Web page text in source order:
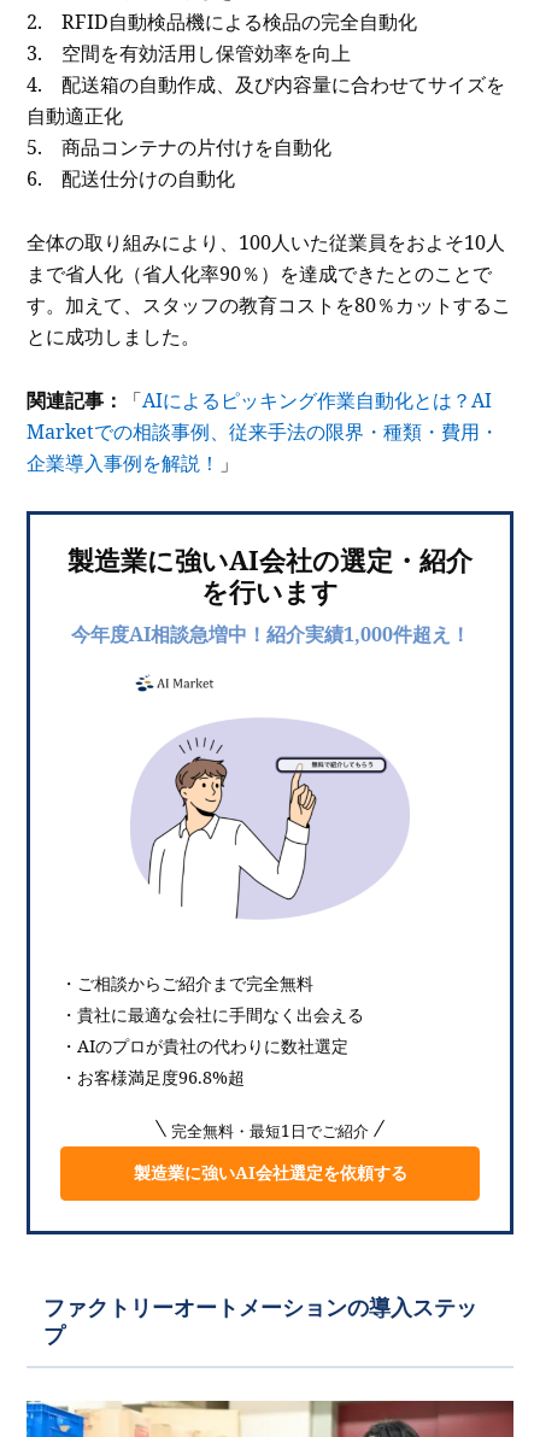
2. RFID⾃動検品機による検品の完全自動化
3. 空間を有効活⽤し保管効率を向上
4. 配送箱の自動作成、及び内容量に合わせてサイズを
自動適正化
5. 商品コンテナの⽚付けを⾃動化
6. 配送仕分けの自動化
全体の取り組みにより、100人いた従業員をおよそ10人
まで省人化（省人化率90％）を達成できたとのことで
す。加えて、スタッフの教育コストを80％カットするこ
とに成功しました。
関連記事： 「AIによるピッキング作業自動化とは？AI
Marketでの相談事例、従来手法の限界・種類・費用・
企業導入事例を解説！ 」
製造業に強いAI会社の選定・紹介
を行います
今年度AI相談急増中！紹介実績1,000件超え！
・ご相談からご紹介まで完全無料
・貴社に最適な会社に手間なく出会える
・AIのプロが貴社の代わりに数社選定
・お客様満足度96.8%超
完全無料・最短1日でご紹介
製造業に強いAI会社選定を依頼する
ファクトリーオートメーションの導入ステッ
プ